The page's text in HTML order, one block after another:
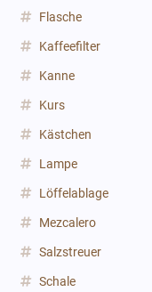
Flasche
Kaffeefilter
Kanne
Kurs
Kästchen
Lampe
Löffelablage
Mezcalero
Salzstreuer
Schale